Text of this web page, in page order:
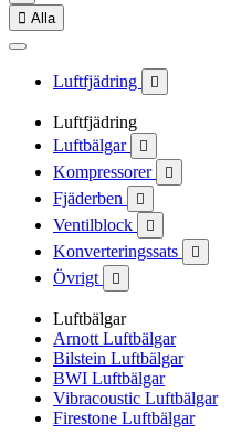
 Alla
Luftfjädring 
Luftfjädring
Luftbälgar

Kompressorer 
Fjäderben 
Ventilblock 
Konverteringssats 
Övrigt 
Luftbälgar
Arnott Luftbälgar
Bilstein Luftbälgar
BWI Luftbälgar
Vibracoustic Luftbälgar
Firestone Luftbälgar